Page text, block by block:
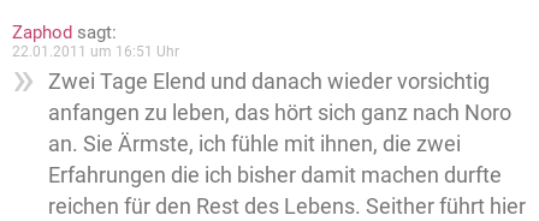
Zaphod sagt:
22.01.2011 um 16:51 Uhr
Zwei Tage Elend und danach wieder vorsichtig
anfangen zu leben, das hört sich ganz nach Noro
an. Sie Ärmste, ich fühle mit ihnen, die zwei
Erfahrungen die ich bisher damit machen durfte
reichen für den Rest des Lebens. Seither führt hier